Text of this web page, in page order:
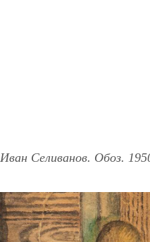
Иван Селиванов. Обоз.